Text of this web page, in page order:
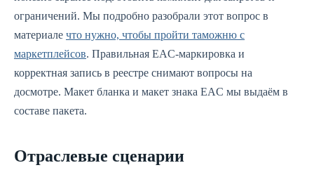
ограничений. Мы подробно разобрали этот вопрос в
материале что нужно, чтобы пройти таможню с
маркетплейсов. Правильная EAC‑маркировка и
корректная запись в реестре снимают вопросы на
досмотре. Макет бланка и макет знака EAC мы выдаём в
составе пакета.
Отраслевые сценарии